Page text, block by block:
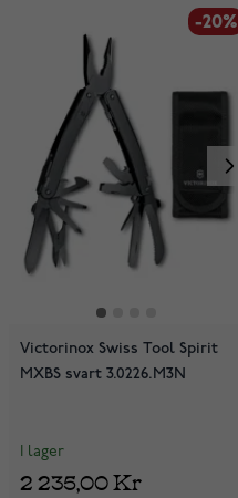
-20%
Victorinox Swiss Tool Spirit
MXBS svart 3.0226.M3N
I lager
2 235,00 Kr